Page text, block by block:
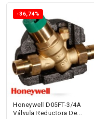
-36,74%
Honeywell D05FT-3/4A
Válvula Reductora De